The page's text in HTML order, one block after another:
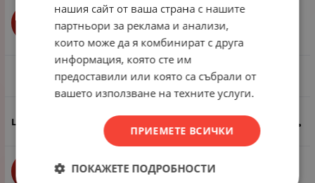
бр. КУПИ
1 пак - 5 метра
1.43€ 2.80 лв.
бр. КУПИ
нашия сайт от ваша страна с нашите
партньори за реклама и анализи,
които може да я комбинират с друга
информация, която сте им
предоставили или която са събрали от
вашето използване на техните услуги.
ПРИЕМЕТЕ ВСИЧКИ
ПОКАЖЕТЕ ПОДРОБНОСТИ